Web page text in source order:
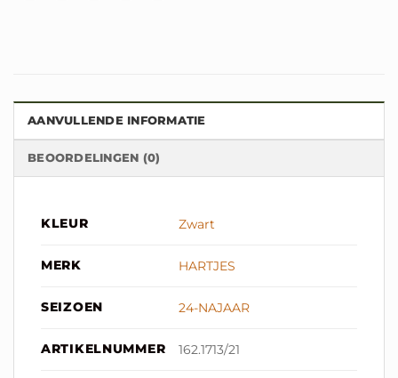
AANVULLENDE INFORMATIE
BEOORDELINGEN (0)
KLEUR Zwart
MERK HARTJES
SEIZOEN 24-NAJAAR
ARTIKELNUMMER 162.1713/21